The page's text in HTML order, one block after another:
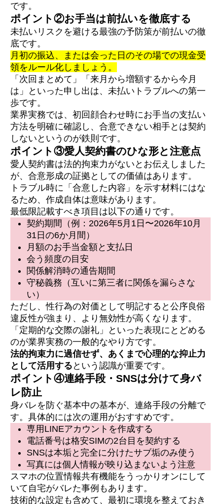
です。
ポイント②お手当は前払いを徹底する
未払いリスクを避ける最強の予防策が前払いの徹
底です。
月初の振込、または会った日のその場での現金受
領をルール化しましょう。
「次回まとめて」「来月から増額するから今月
は」といった申し出は、未払いトラブルへの第一
歩です。
業界実務では、初回顔合わせ時にお手当の支払い
方法を明確に確認し、合意できない相手とは契約
しないというのが鉄則です。
ポイント③愛人契約書のひな形と注意点
愛人契約書は法的拘束力がないとお伝えしました
が、合意形成の証拠としての価値はあります。
トラブル時に「合意した内容」を示す材料にはな
るため、作成自体は意味があります。
最低限記載すべき項目は以下の通りです。
契約期間（例：2026年5月1日〜2026年10月
31日の6か月間）
月額のお手当金額と支払日
会う頻度の目安
関係解消時の通告期間
守秘義務（互いに第三者に関係を漏らさな
い）
ただし、性行為の対価として明記すると公序良俗
違反性が強まり、より無効性が高くなります。
「定期的な交際の謝礼」といった表現にとどめる
のが業界実務の一般的なやり方です。
法的拘束力に過信せず、あくまで心理的な抑止力
として活用する という認識が重要です。
ポイント④連絡手段・SNSは分けて身バ
レ防止
身バレを防ぐ基本中の基本が、連絡手段の分離で
す。具体的には次の運用がおすすめです。
専用LINEアカウントを作成する
電話番号は格安SIMの2台目を契約する
SNSは本垢と完全に分けたサブ垢のみ使う
写真には個人情報が映り込まないよう注意
スマホの位置情報共有機能をうっかりオンにして
いて自宅がバレた事例もあります。
技術的な設定も含めて、最初に環境を整えておき